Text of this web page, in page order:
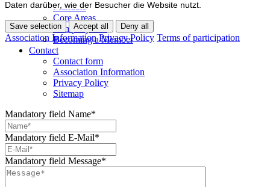
Mandate
Core Areas
Company lists
Becoming a Member
Contact
Contact form
Association Information
Privacy Policy
Sitemap
Mandatory field Name*
Mandatory field E-Mail*
Mandatory field Message*
Daten darüber, wie der Besucher die Website nutzt.
Save selection Accept all Deny all
Association Information Privacy Policy Terms of participation